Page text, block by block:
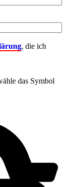
, die ich
das Symbol